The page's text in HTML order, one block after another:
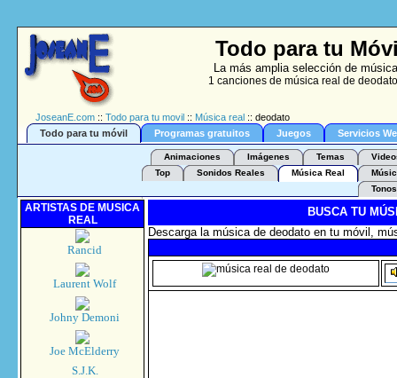
Todo para tu
La más amplia selección de
1 canciones de música real de
JoseanE.com :: Todo para tu movil :: Música real :: deodato
Todo para tu móvil
Programas gratuitos Juegos Servicios
Animaciones Imágenes Temas
Top
Sonidos Reales Música Real
Tonos
ARTISTAS DE MUSICA
REAL
Rancid
Laurent Wolf
Johny Demoni
Joe McElderry
S.J.K.
BUSCA TU
Descarga la música de deodato en tu móvil,